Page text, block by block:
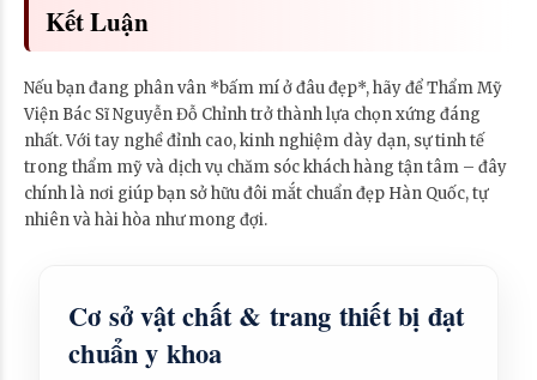
Kết Luận
Nếu bạn đang phân vân *bấm mí ở đâu đẹp*, hãy để Thẩm Mỹ
Viện Bác Sĩ Nguyễn Đỗ Chỉnh trở thành lựa chọn xứng đáng
nhất. Với tay nghề đỉnh cao, kinh nghiệm dày dạn, sự tinh tế
trong thẩm mỹ và dịch vụ chăm sóc khách hàng tận tâm – đây
chính là nơi giúp bạn sở hữu đôi mắt chuẩn đẹp Hàn Quốc, tự
nhiên và hài hòa như mong đợi.
Cơ sở vật chất & trang thiết bị đạt
chuẩn y khoa